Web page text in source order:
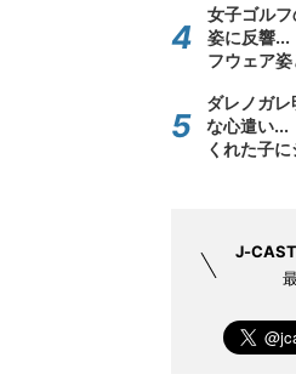
女子ゴル
姿に反響
フウェア
ダレノガ
な心遣い...
くれた子に
J-